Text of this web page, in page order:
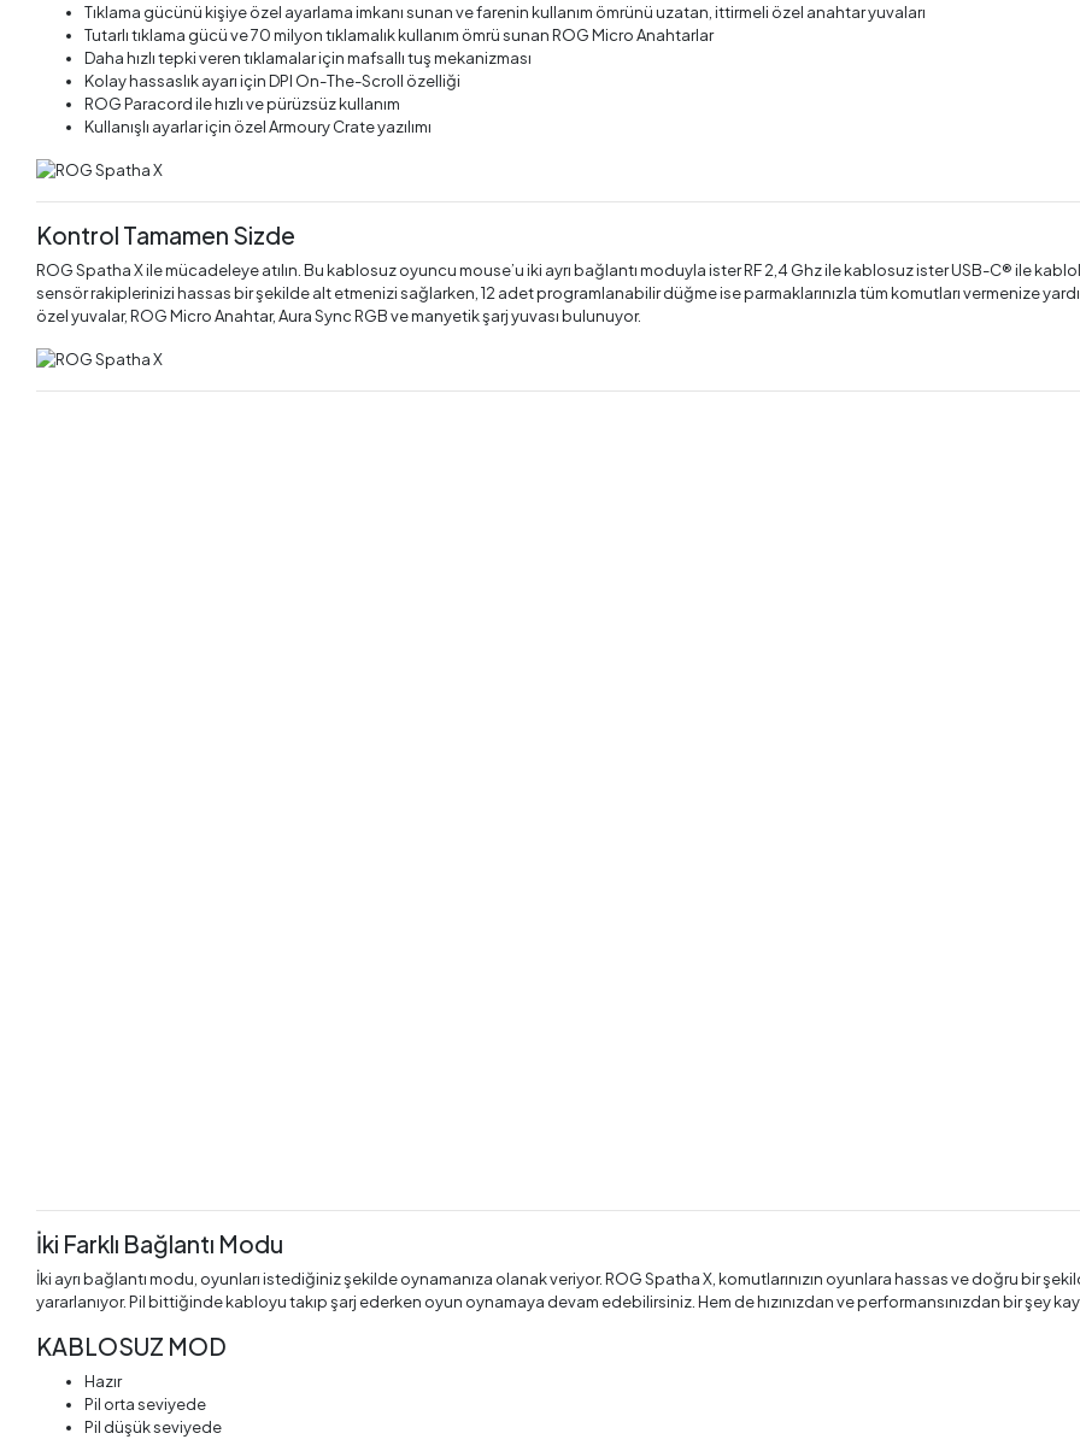
Tıklama gücünü kişiye özel ayarlama imkanı sunan ve farenin kullanım ömrünü uzatan, ittirmeli özel anahtar yuvaları
Tutarlı tıklama gücü ve 70 milyon tıklamalık kullanım ömrü sunan ROG Micro Anahtarlar
Daha hızlı tepki veren tıklamalar için mafsallı tuş mekanizması
Kolay hassaslık ayarı için DPI On-The-Scroll özelliği
ROG Paracord ile hızlı ve pürüzsüz kullanım
Kullanışlı ayarlar için özel Armoury Crate yazılımı
Kontrol Tamamen Sizde
ROG Spatha X ile mücadeleye atılın. Bu kablosuz oyuncu mouse’u iki ayrı bağlantı moduyla ister RF 2,4 Ghz ile kablosuz ister USB-C® ile
sensör rakiplerinizi hassas bir şekilde alt etmenizi sağlarken, 12 adet programlanabilir düğme ise parmaklarınızla tüm komutları vermenize
özel yuvalar, ROG Micro Anahtar, Aura Sync RGB ve manyetik şarj yuvası bulunuyor.
İki Farklı Bağlantı Modu
İki ayrı bağlantı modu, oyunları istediğiniz şekilde oynamanıza olanak veriyor. ROG Spatha X, komutlarınızın oyunlara hassas ve doğru bir
yararlanıyor. Pil bittiğinde kabloyu takıp şarj ederken oyun oynamaya devam edebilirsiniz. Hem de hızınızdan ve performansınızdan bir şey
KABLOSUZ MOD
Hazır
Pil orta seviyede
Pil düşük seviyede